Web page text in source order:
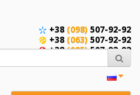
+38 (098) 507-92-92
+38 (063) 507-92-92
+38(095)507-92-92